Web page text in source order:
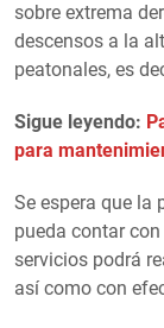
sobre extrema
descensos a la
peatonales, es
Sigue leyendo:
para
Se espera que la
pueda contar
servicios podrá
así como con